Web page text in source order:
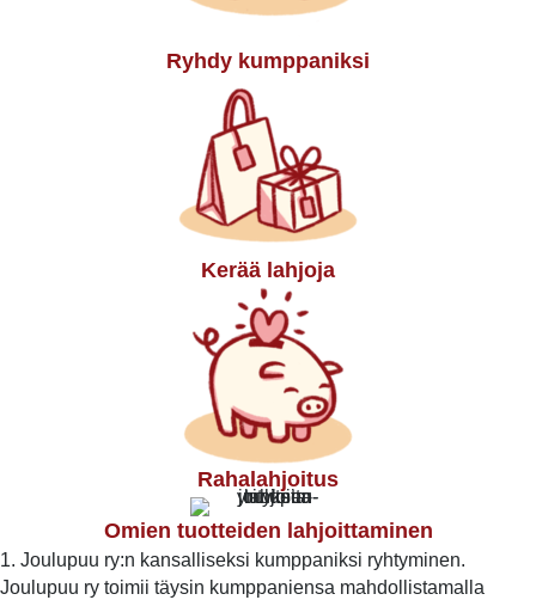
Ryhdy kumppaniksi
Kerää lahjoja
Rahalahjoitus
Omien tuotteiden lahjoittaminen
1. Joulupuu ry:n kansalliseksi kumppaniksi ryhtyminen.
Joulupuu ry toimii täysin kumppaniensa mahdollistamalla